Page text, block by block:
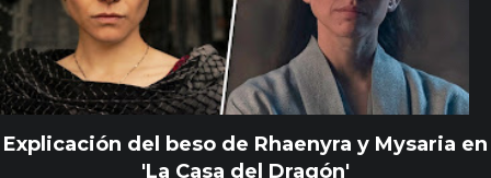
Explicación del beso de Rhaenyra y Mysaria en
'La Casa del Dragón'